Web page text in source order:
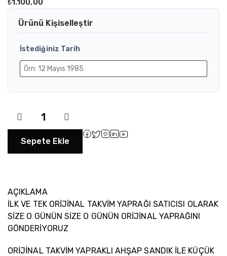
₺1.100,00
Ürünü Kişiselleştir
İstediğiniz Tarih
Sepete Ekle
AÇIKLAMA
İLK VE TEK ORİJİNAL TAKVİM YAPRAĞI SATICISI OLARAK
SİZE O GÜNÜN SİZE O GÜNÜN ORİJİNAL YAPRAĞINI
GÖNDERİYORUZ
ORİJİNAL TAKVİM YAPRAKLI AHŞAP SANDIK İLE KÜÇÜK